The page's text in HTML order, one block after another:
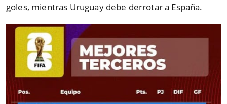
goles, mientras Uruguay debe derrotar a España.